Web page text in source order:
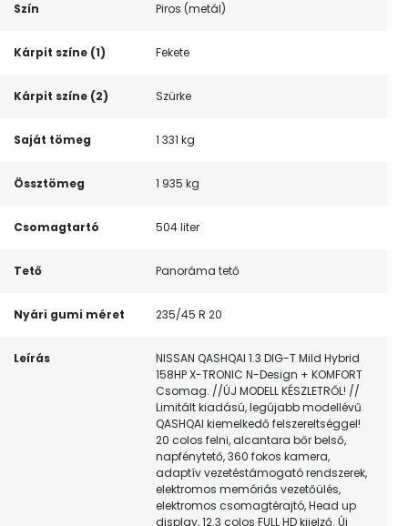
Szín Piros (metál)
Kárpit színe (1) Fekete
Kárpit színe (2) Szürke
Saját tömeg 1 331 kg
Össztömeg 1 935 kg
Csomagtartó 504 liter
Tető Panoráma tető
Nyári gumi méret 235/45 R 20
Leírás
NISSAN QASHQAI 1.3 DIG-T Mild Hybrid
158HP X-TRONIC N-Design + KOMFORT
Csomag. //ÚJ MODELL KÉSZLETRŐL! //
Limitált kiadású, legújabb modellévű
QASHQAI kiemelkedő felszereltséggel!
20 colos felni, alcantara bőr belső,
napfénytető, 360 fokos kamera,
adaptív vezetéstámogató rendszerek,
elektromos memóriás vezetőülés,
elektromos csomagtérajtó, Head up
display, 12.3 colos FULL HD kijelző. Új